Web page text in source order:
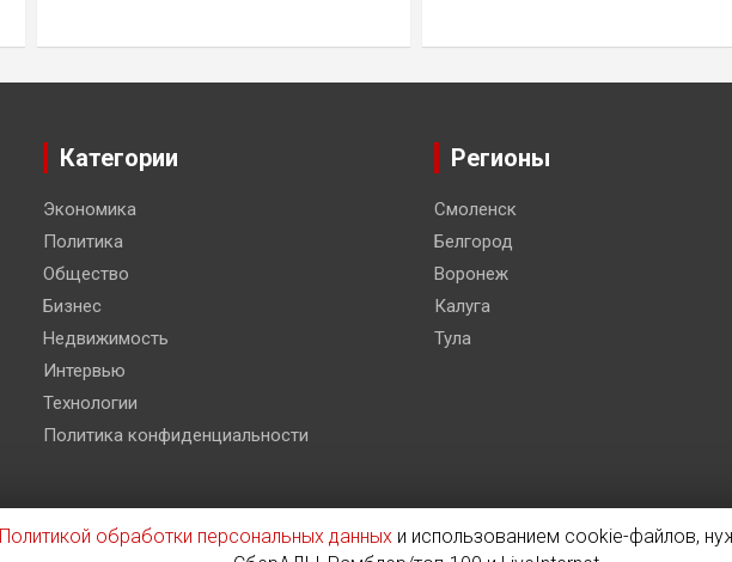
Категории
Экономика
Политика
Общество
Бизнес
Недвижимость
Интервью
Технологии
Политика конфиденциальности
Регионы
Смоленск
Белгород
Воронеж
Калуга
Тула
Политикой обработки персональных данныхи использованием cookie-файлов,